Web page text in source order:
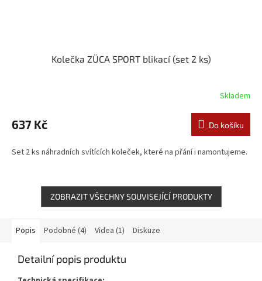
Kolečka ZÜCA SPORT blikací (set 2 ks)
Skladem
637 Kč Do košíku
Set 2 ks náhradních svítících koleček, které na přání i namontujeme.
ZOBRAZIT VŠECHNY SOUVISEJÍCÍ PRODUKTY
Popis Podobné (4) Videa (1) Diskuze
Detailní popis produktu